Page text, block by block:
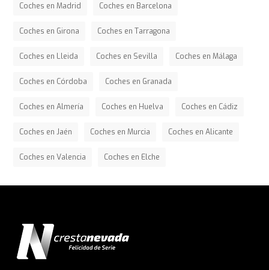
Coches en Madrid Coches en Barcelona
Coches en Girona Coches en Tarragona
Coches en Lleida Coches en Sevilla Coches en Málaga
Coches en Córdoba Coches en Granada
Coches en Almería Coches en Huelva Coches en Cádiz
Coches en Jaén Coches en Murcia Coches en Alicante
Coches en Valencia Coches en Elche